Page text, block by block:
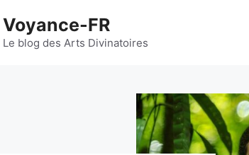
Voyance-FR
Le blog des Arts Divinatoires